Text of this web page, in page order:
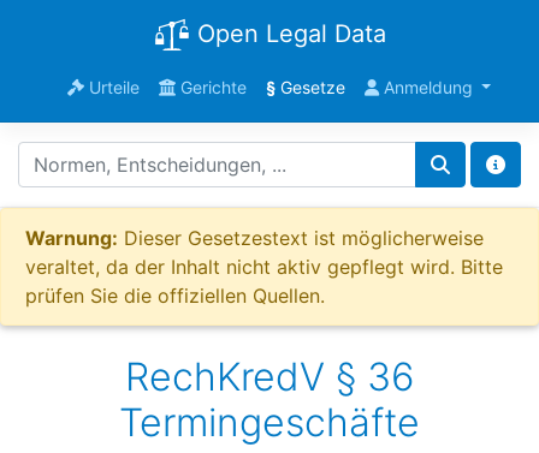
Open Legal Data
Urteile Gerichte §Gesetze Anmeldung
Warnung: Dieser Gesetzestext ist möglicherweise
veraltet, da der Inhalt nicht aktiv gepflegt wird. Bitte
prüfen Sie die offiziellen Quellen.
RechKredV § 36
Termingeschäfte